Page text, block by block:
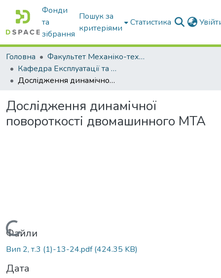
Фонди
та
зібрання
Пошук за
критеріями
Статистика
Головна
Факультет Механіко-технологічний
Кафедра Експлуатації та технічного сервісу машин
Дослідження динамічної повороткості двомашинного МТА
Дослідження динамічної
повороткості двомашинного МТА
Вантажиться...
Файли
Вип 2, т.3 (1)-13-24.pdf(424.35 KB)
Дата